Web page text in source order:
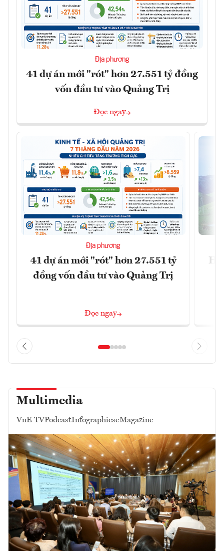
Địa phương
41 dự án mới "rót" hơn 27.551 tỷ đồng
vốn đầu tư vào Quảng Trị
Đọc ngay
Địa phương
41 dự án mới "rót" hơn 27.551 tỷ
đồng vốn đầu tư vào Quảng Trị
Đọc ngay
Hà
Multimedia
VnE TVPodcastInfographicseMagazine